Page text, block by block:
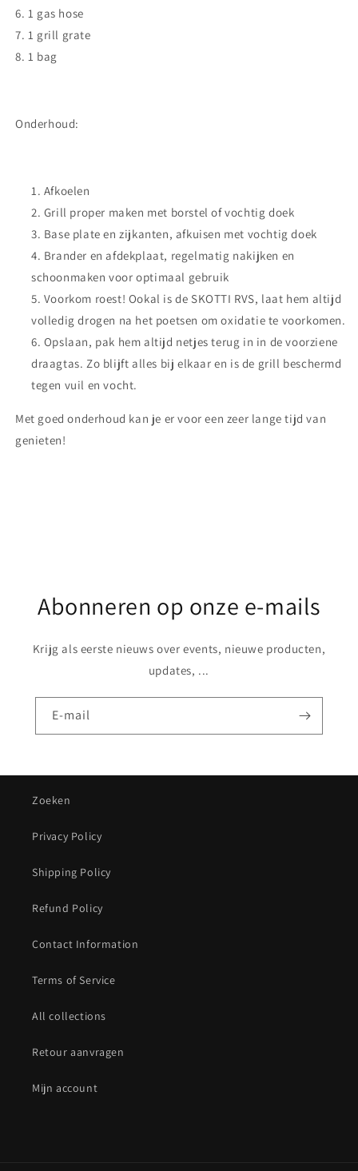
6. 1 gas hose
7. 1 grill grate
8. 1 bag
Onderhoud:
Afkoelen
Grill proper maken met borstel of vochtig doek
Base plate en zijkanten, afkuisen met vochtig doek
Brander en afdekplaat, regelmatig nakijken en
schoonmaken voor optimaal gebruik
Voorkom roest! Ookal is de SKOTTI RVS, laat hem altijd
volledig drogen na het poetsen om oxidatie te voorkomen.
Opslaan, pak hem altijd netjes terug in in de voorziene
draagtas. Zo blijft alles bij elkaar en is de grill beschermd
tegen vuil en vocht.
Met goed onderhoud kan je er voor een zeer lange tijd van
genieten!
Abonneren op onze e-mails
Krijg als eerste nieuws over events, nieuwe producten,
updates, ...
E‑mail
Zoeken
Privacy Policy
Shipping Policy
Refund Policy
Contact Information
Terms of Service
All collections
Retour aanvragen
Mijn account